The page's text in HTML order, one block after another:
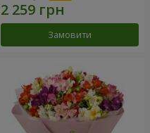
Замовити